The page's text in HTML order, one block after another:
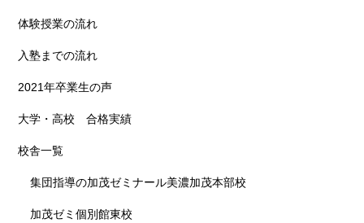
体験授業の流れ
入塾までの流れ
2021年卒業生の声
大学・高校 合格実績
校舎一覧
集団指導の加茂ゼミナール美濃加茂本部校
加茂ゼミ個別館東校